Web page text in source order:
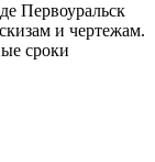
Первоуральск
и чертежам.
сроки